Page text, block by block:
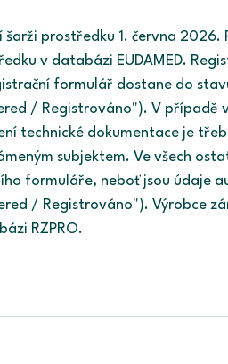
šarži prostředku 1. června
v databázi EUDAMED.
formulář dostane do
/ Registrováno"). V případě
technické dokumentace je
subjektem. Ve všech
formuláře, neboť jsou údaje
/ Registrováno"). Výrobce
RZPRO.